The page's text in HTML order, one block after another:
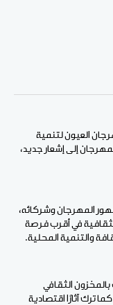
العيون لتنمية
إلى إشعار جديد،
المهرجان وشركائه،
في أقرب فرصة
والتنمية المحلية.
الثقافي
ترك آثارًا اقتصادية